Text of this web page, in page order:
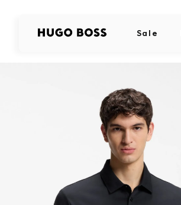
Sale